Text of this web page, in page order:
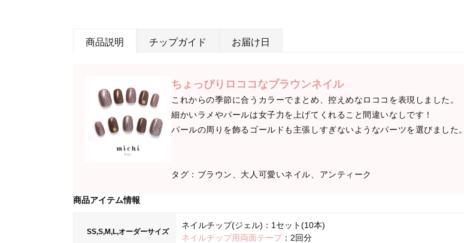
商品説明 チップガイド お届け日
ちょっぴりロココなブラウンネイル
これからの季節に合うカラーでまとめ、控えめなロココを表現しました。
細かいラメやパールは女子力を上げてくれること間違いなしです！
パールの周りを飾るゴールドも主張しすぎないようなパーツを選びました。
タグ：ブラウン、大人可愛いネイル、アンティーク
商品アイテム情報
SS,S,M,L,オーダーサイズ
ネイルチップ(ジェル)：1セット(10本)
ネイルチップ用両面テープ：2回分